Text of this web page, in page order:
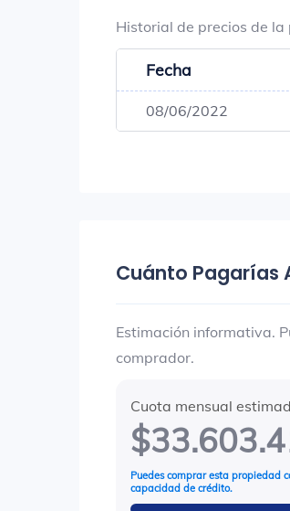
Historial de precios de la
Fecha
08/06/2022
Cuánto Pagarías
Estimación informativa.
comprador.
Cuota mensual
Puedes comprar esta propiedad
capacidad de crédito.